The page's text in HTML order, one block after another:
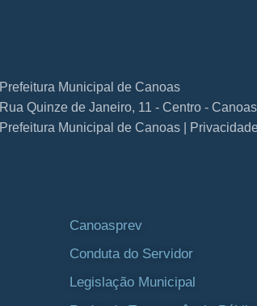
Prefeitura Municipal de Canoas
Rua Quinze de Janeiro, 11 - Centro - Canoas
Prefeitura Municipal de Canoas |
Canoasprev
Conduta do Servidor
Legislação Municipal